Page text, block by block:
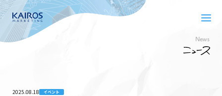
News
2025.08.18 イベント